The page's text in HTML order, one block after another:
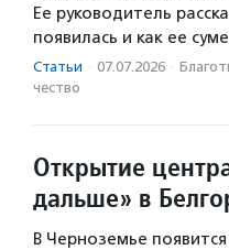
Ее руководитель
появилась и как ее
Статьи · 07.07.2026 ·
чест­во
Открытие
дальше» в
В Черноземье